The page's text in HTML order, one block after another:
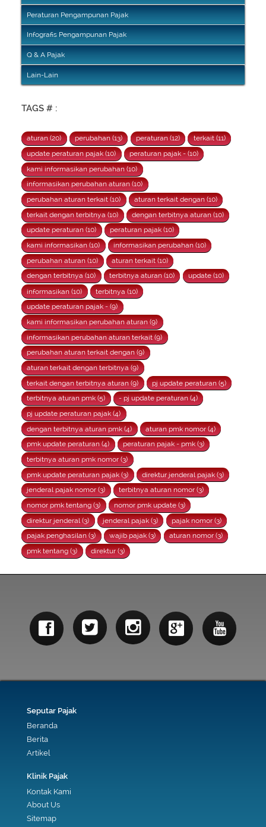
Peraturan Pengampunan Pajak
Infografis Pengampunan Pajak
Q & A Pajak
Lain-Lain
TAGS # :
aturan (20) perubahan (13) peraturan (12)
terkait (11)
update peraturan pajak (10)
peraturan pajak - (10)
kami informasikan perubahan (10)
informasikan perubahan aturan (10)
perubahan aturan terkait (10)
aturan terkait dengan (10)
terkait dengan terbitnya (10)
dengan terbitnya aturan (10)
update peraturan (10)
peraturan pajak (10)
kami informasikan (10)
informasikan perubahan (10)
perubahan aturan (10)
aturan terkait (10)
dengan terbitnya (10)
terbitnya aturan (10)
update (10)
informasikan (10)
terbitnya (10)
update peraturan pajak - (9)
kami informasikan perubahan aturan (9)
informasikan perubahan aturan terkait (9)
perubahan aturan terkait dengan (9)
aturan terkait dengan terbitnya (9)
terkait dengan terbitnya aturan (9)
pj update peraturan (5)
terbitnya aturan pmk (5)
- pj update peraturan (4)
pj update peraturan pajak (4)
dengan terbitnya aturan pmk (4)
aturan pmk nomor (4)
pmk update peraturan (4)
peraturan pajak - pmk (3)
terbitnya aturan pmk nomor (3)
pmk update peraturan pajak (3)
direktur jenderal pajak (3)
jenderal pajak nomor (3)
terbitnya aturan nomor (3)
nomor pmk tentang (3)
nomor pmk update (3)
direktur jenderal (3)
jenderal pajak (3)
pajak nomor (3)
pajak penghasilan (3)
wajib pajak (3)
aturan nomor (3)
pmk tentang (3)
direktur (3)
Seputar Pajak
Beranda
Berita
Artikel
Klinik Pajak
Kontak Kami
About Us
Sitemap